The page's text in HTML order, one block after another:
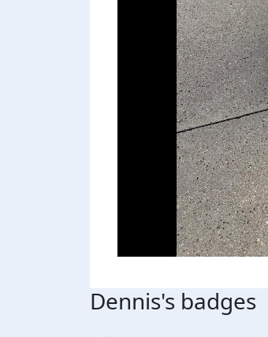
Dennis's badges